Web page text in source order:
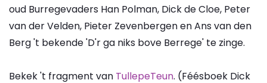
oud Burregevaders Han Polman, Dick de Cloe, Peter
van der Velden, Pieter Zevenbergen en Ans van den
Berg 't bekende 'D'r ga niks bove Berrege' te zinge.
Bekek 't fragment van TullepeTeun. (Féésboek Dick